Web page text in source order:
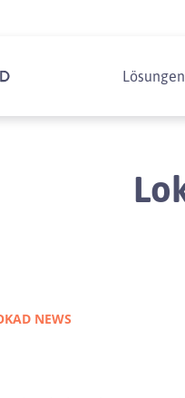
Lösungen
NEWS